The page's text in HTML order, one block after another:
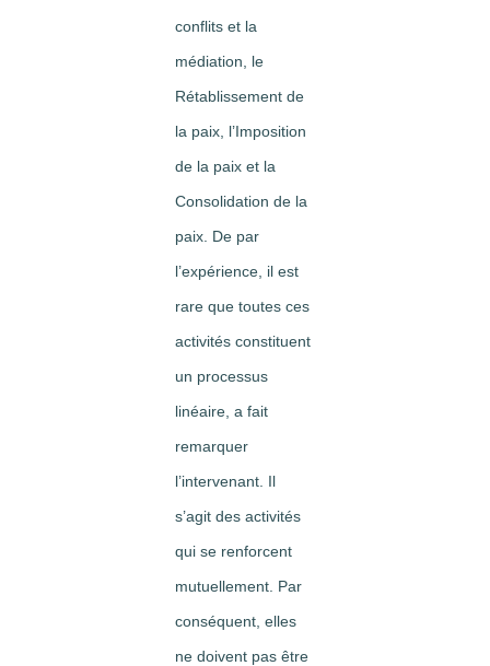
conflits et la
médiation, le
Rétablissement de
la paix, l’Imposition
de la paix et la
Consolidation de la
paix. De par
l’expérience, il est
rare que toutes ces
activités constituent
un processus
linéaire, a fait
remarquer
l’intervenant. Il
s’agit des activités
qui se renforcent
mutuellement. Par
conséquent, elles
ne doivent pas être